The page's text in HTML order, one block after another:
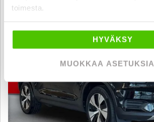
toimesta.
HYVÄKSY
MUOKKAA ASETUKSIA
6 kk korotonta ja kulutonta